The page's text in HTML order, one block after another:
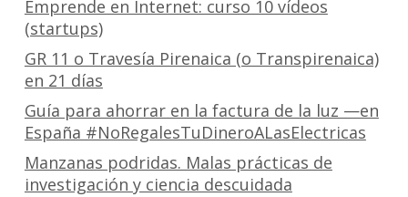
Emprende en Internet: curso 10 vídeos
(startups)
GR 11 o Travesía Pirenaica (o Transpirenaica)
en 21 días
Guía para ahorrar en la factura de la luz —en
España #NoRegalesTuDineroALasElectricas
Manzanas podridas. Malas prácticas de
investigación y ciencia descuidada